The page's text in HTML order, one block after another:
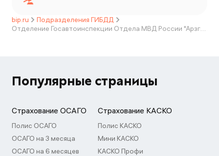
bip.ru
Подразделения ГИБДД
Отделение Госавтоинспекции Отдела МВД России "Арзгирский"
Популярные страницы
Страхование ОСАГО
Полис ОСАГО
ОСАГО на 3 месяца
ОСАГО на 6 месяцев
Страхование КАСКО
Полис КАСКО
Мини КАСКО
КАСКО Профи